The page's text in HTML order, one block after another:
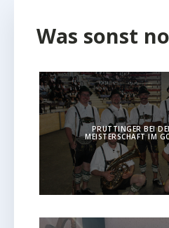
Was sonst
PRUTTINGER BEI
MEISTERSCHAFT IM